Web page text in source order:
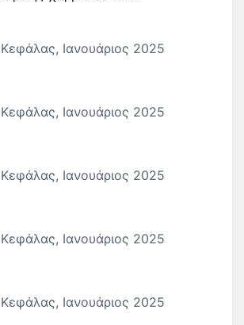
Ιανουάριος 2025
Ιανουάριος 2025
Ιανουάριος 2025
Ιανουάριος 2025
Ιανουάριος 2025